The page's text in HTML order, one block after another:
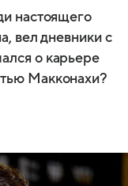
настоящего
вел дневники с
о карьере
Макконахи?